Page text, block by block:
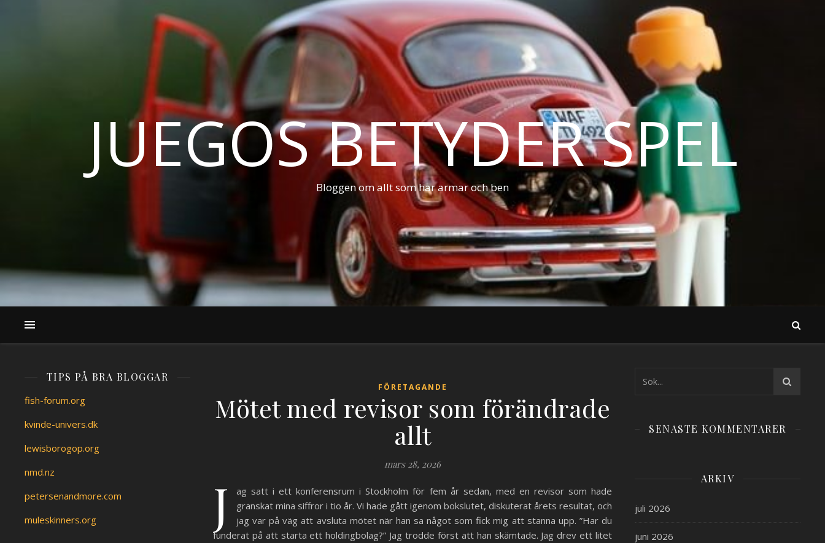
JUEGOS BETYDER SPEL
Bloggen om allt som har armar och ben
TIPS PÅ BRA BLOGGAR
fish-forum.org
kvinde-univers.dk
lewisborogop.org
nmd.nz
petersenandmore.com
muleskinners.org
FÖRETAGANDE
Mötet med revisor som förändrade
allt
mars 28, 2026
J
ag satt i ett konferensrum i Stockholm för fem år sedan, med en revisor som hade
granskat mina siffror i tio år. Vi hade gått igenom bokslutet, diskuterat årets resultat, och
jag var på väg att avsluta mötet när han sa något som fick mig att stanna upp. ”Har du
funderat på att starta ett holdingbolag?” Jag trodde först att han skämtade. Jag drev ett litet
SENASTE KOMMENTARER
ARKIV
juli 2026
juni 2026